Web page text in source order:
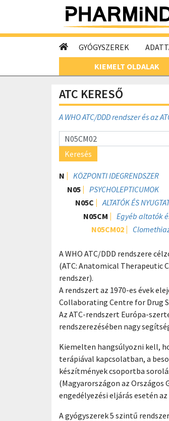
GYÓGYSZEREK
KIEMELT OLDALAK
ATC KERESŐ
A WHO ATC/DDD rendszer és az
Keresés
N
KÖZPONTI IDEGRENDSZER
N05
PSYCHOLEPTICUMOK
N05C
ALTATÓK ÉS
N05CM
Egyéb altatók
N05CM02
A WHO ATC/DDD rendszere
(ATC: Anatomical Therapeutic
rendszer).
A rendszert az 1970-es évek
Collaborating Centre for Drug
Az ATC-rendszert Európa-
rendszerezésében nagy
Kiemelten hangsúlyozni kell,
terápiával kapcsolatban, a
készítmények csoportba
(Magyarországon az
engedélyezési eljárás esetén
A gyógyszerek 5 szintű